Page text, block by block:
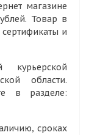
магазине
Товар в
и
курьерской
области.
в разделе:
сроках